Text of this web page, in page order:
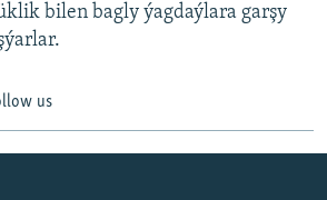
bilen bagly ýagdaýlara garşy
us